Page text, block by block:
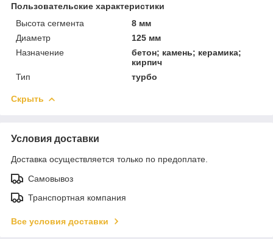
Пользовательские характеристики
Высота сегмента
8 мм
Диаметр
125 мм
Назначение
бетон; камень; керамика;
кирпич
Тип
турбо
Скрыть
Условия доставки
Доставка осуществляется только по предоплате.
Самовывоз
Транспортная компания
Все условия доставки